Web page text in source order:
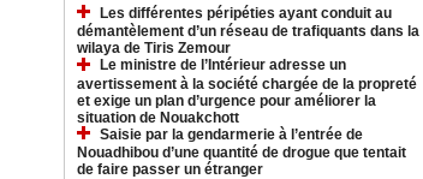
Les différentes péripéties ayant conduit au
démantèlement d’un réseau de trafiquants dans la
wilaya de Tiris Zemour
Le ministre de l’Intérieur adresse un
avertissement à la société chargée de la propreté
et exige un plan d’urgence pour améliorer la
situation de Nouakchott
Saisie par la gendarmerie à l’entrée de
Nouadhibou d’une quantité de drogue que tentait
de faire passer un étranger